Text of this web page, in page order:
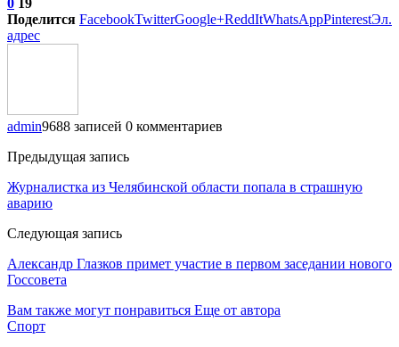
Поделится FacebookTwitterGoogle+ReddItWhatsAppPinterestЭл.
адрес
admin9688 записей 0 комментариев
Предыдущая запись
Журналистка из Челябинской области попала в страшную
аварию
Следующая запись
Александр Глазков примет участие в первом заседании нового
Госсовета
Вам также могут понравиться Еще от автора
Спорт